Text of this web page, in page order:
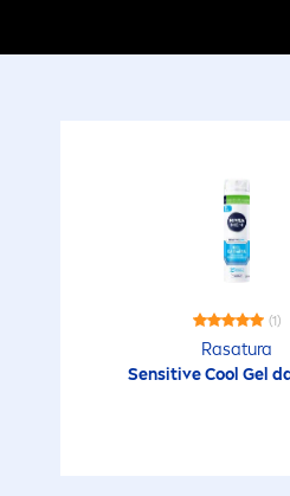
(1)
Rasatura
SensitiveCool Gel